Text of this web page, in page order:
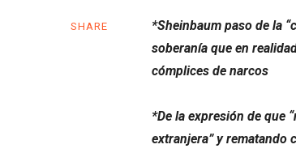
SHARE
*Sheinbaum paso de la
soberanía que en
cómplices de narcos
*De la expresión de que
extranjera” y rematando